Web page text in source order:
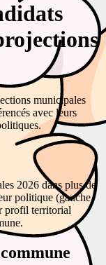
municipales
avec leurs
2026 dans plus de
politique (gauche,
profil territorial